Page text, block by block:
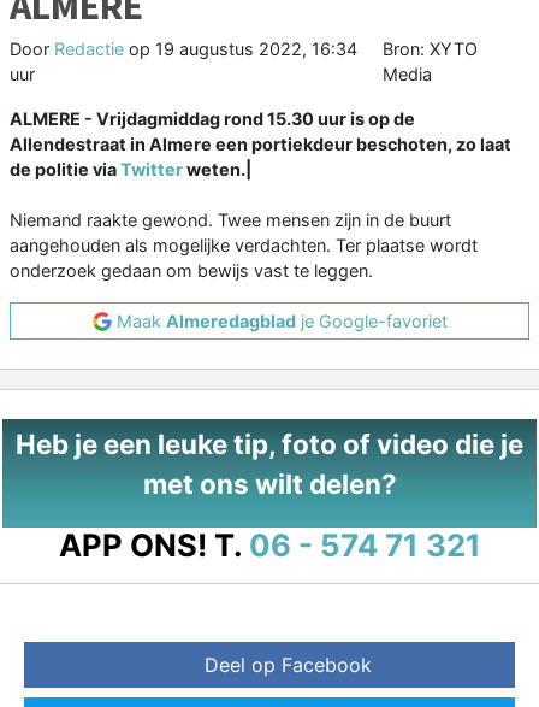
Door Redactie op 19 augustus 2022, 16:34
uur
Bron: XYTO
Media
ALMERE - Vrijdagmiddag rond 15.30 uur is op de
Allendestraat in Almere een portiekdeur beschoten, zo laat
de politie viaTwitterweten.|
Niemand raakte gewond. Twee mensen zijn in de buurt
aangehouden als mogelijke verdachten. Ter plaatse wordt
onderzoek gedaan om bewijs vast te leggen.
Maak Almeredagbladje Google-favoriet
Heb je een leuke tip, foto of video die je
met ons wilt delen?
APP ONS! T. 06 - 574 71 321
Deel op Facebook